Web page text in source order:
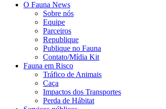
O Fauna News
Sobre nós
Equipe
Parceiros
Republique
Publique no Fauna
Contato/Mídia Kit
Fauna em Risco
Tráfico de Animais
Caça
Impactos dos Transportes
Perda de Hábitat